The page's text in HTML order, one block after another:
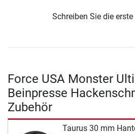
Schreiben Sie die
Force USA Monster
Beinpresse
Zubehör
Taurus 30 mm